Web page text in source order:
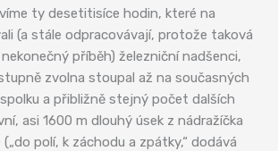
ty desetitisíce hodin, které na
(a stále odpracovávají, protože taková
příběh) železniční nadšenci,
zvolna stoupal až na současných
a přibližně stejný počet dalších
asi 1600 m dlouhý úsek z nádražíčka
polí, k záchodu a zpátky,“ dodává